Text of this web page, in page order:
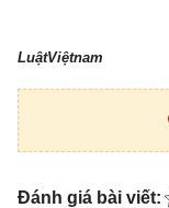
LuậtViệtnam
Đánh giá bài viết: